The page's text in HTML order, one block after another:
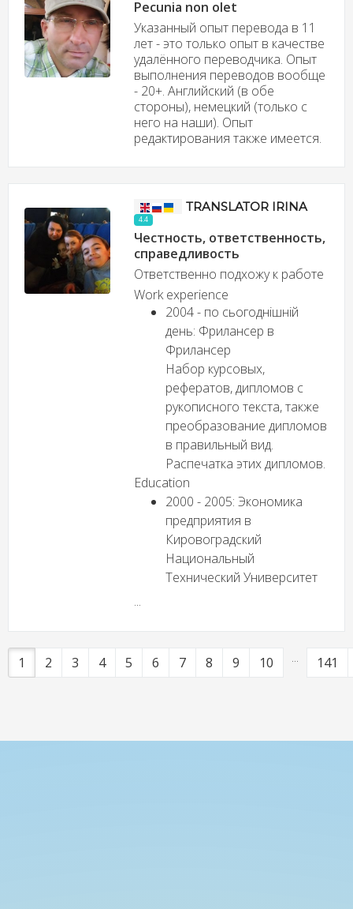
Pecunia non olet
Указанный опыт перевода в 11
лет - это только опыт в качестве
удалённого переводчика. Опыт
выполнения переводов вообще
- 20+. Английский (в обе
стороны), немецкий (только с
него на наши). Опыт
редактирования также имеется.
TRANSLATOR IRINA
4.4
Честность, ответственность,
справедливость
Ответственно подхожу к работе
Work experience
2004 - по сьогоднішній
день: Фрилансер в
Фрилансер
Набор курсовых,
рефератов, дипломов с
рукописного текста, также
преобразование дипломов
в правильный вид.
Распечатка этих дипломов.
Education
2000 - 2005: Экономика
предприятия в
Кировоградский
Национальный
Технический Университет
...
1 2 3 4 5 6 7 8 9 10 ... 141